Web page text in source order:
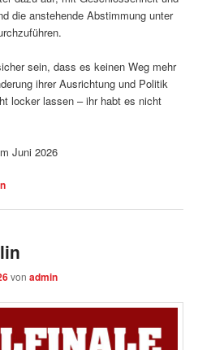
die anstehende Abstimmung unter
sein, dass es keinen Weg mehr
ihrer Ausrichtung und Politik
locker lassen – ihr habt es nicht
Juni 2026
vonadmin